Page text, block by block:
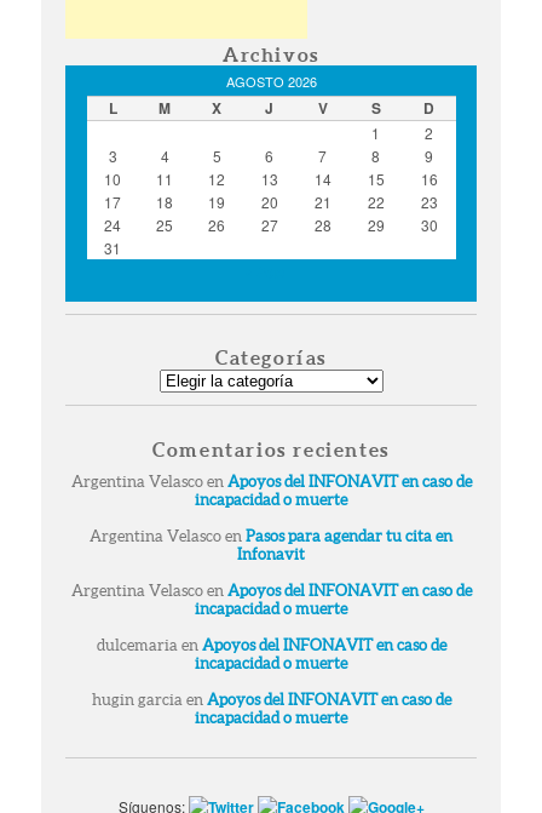
Archivos
AGOSTO 2026
L M X J V S D
1
2
3
4 5 6 7 8
9
10
11 12 13 14 15
16
17
18 19 20 21 22
23
24
25 26 27 28 29
30
31
Categorías
Categorías
Comentarios recientes
Argentina Velascoen Apoyos del INFONAVIT en caso de
incapacidad o muerte
Argentina Velasco en Pasos para agendar tu cita en
Infonavit
Argentina Velascoen Apoyos del INFONAVIT en caso de
incapacidad o muerte
dulcemaria en Apoyos del INFONAVIT en caso de
incapacidad o muerte
hugin garcia en Apoyos del INFONAVIT en caso de
incapacidad o muerte
Síguenos: